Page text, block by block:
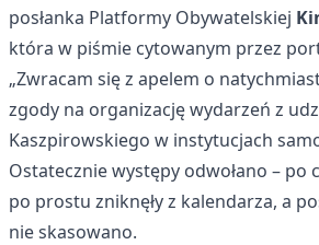
posłanka Platformy Obywatelskiej
która w piśmie cytowanym przez
„Zwracam się z apelem o
zgody na organizację wydarzeń z
Kaszpirowskiego w instytucjach
Ostatecznie występy odwołano – po
po prostu zniknęły z kalendarza, a
nie skasowano.